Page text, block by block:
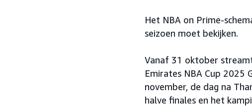
Het NBA on Prime-
seizoen moet bekijken.
Vanaf 31 oktober
Emirates NBA Cup 2025
november, de dag na
halve finales en het